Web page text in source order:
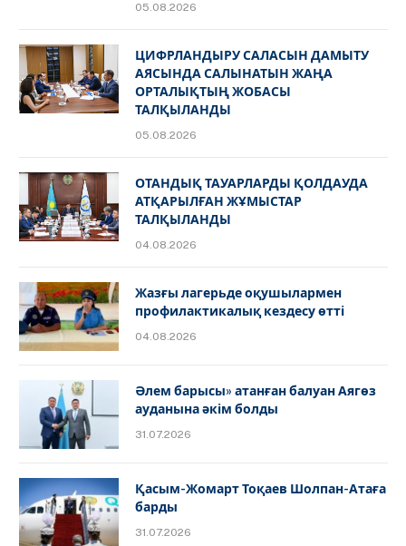
05.08.2026
ЦИФРЛАНДЫРУ САЛАСЫН ДАМЫТУ
АЯСЫНДА САЛЫНАТЫН ЖАҢА
ОРТАЛЫҚТЫҢ ЖОБАСЫ
ТАЛҚЫЛАНДЫ
05.08.2026
ОТАНДЫҚ ТАУАРЛАРДЫ ҚОЛДАУДА
АТҚАРЫЛҒАН ЖҰМЫСТАР
ТАЛҚЫЛАНДЫ
04.08.2026
Жазғы лагерьде оқушылармен
профилактикалық кездесу өтті
04.08.2026
Әлем барысы» атанған балуан Аягөз
ауданына әкім болды
31.07.2026
Қасым-Жомарт Тоқаев Шолпан-Атаға
барды
31.07.2026